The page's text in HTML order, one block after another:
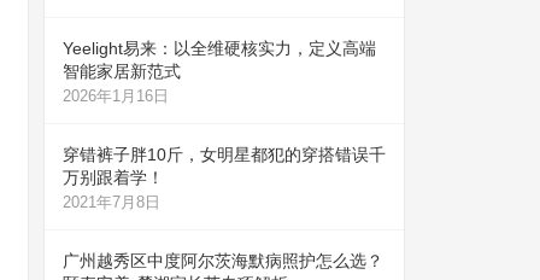
Yeelight易来：以全维硬核实力，定义高端
智能家居新范式
2026年1月16日
穿错裤子胖10斤，女明星都犯的穿搭错误千
万别跟着学！
2021年7月8日
广州越秀区中度阿尔茨海默病照护怎么选？